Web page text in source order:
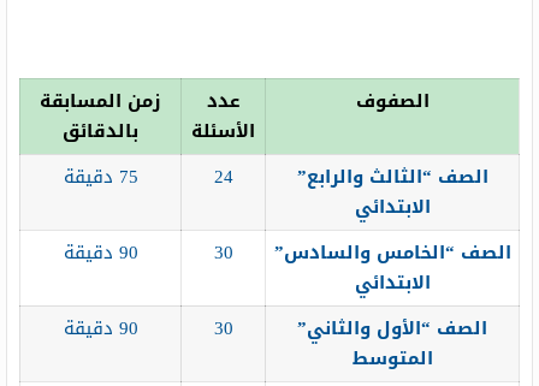
الصفوف
عدد
الأسئلة
زمن المسابقة
بالدقائق
الصف “الثالث والرابع”
الابتدائي
24 75​ دقيقة
الصف “الخامس والسادس”
الابتدائي
30 90 دقيقة
الصف “الأول والثاني”
المتوسط
30 90 دقيقة